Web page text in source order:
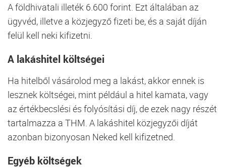
A földhivatali illeték 6.600 forint. Ezt általában az
ügyvéd, illetve a közjegyző fizeti be, és a saját díján
felül kell neki kifizetni.
A lakáshitel költségei
Ha hitelből vásárolod meg a lakást, akkor ennek is
lesznek költségei, mint például a hitel kamata, vagy
az értékbecslési és folyósítási díj, de ezek nagy részét
tartalmazza a THM. A lakáshitel közjegyzői díját
azonban bizonyosan Neked kell kifizetned.
Egyéb költségek